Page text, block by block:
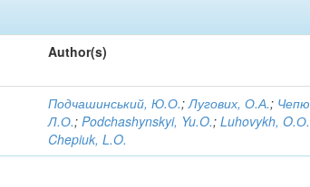
Author(s)
Подчашинський, Ю.О.;Лугових, О.А.;
Л.О.;Podchashynskyi, Yu.O.;Luhovykh, O.О.
Chepiuk, L.O.